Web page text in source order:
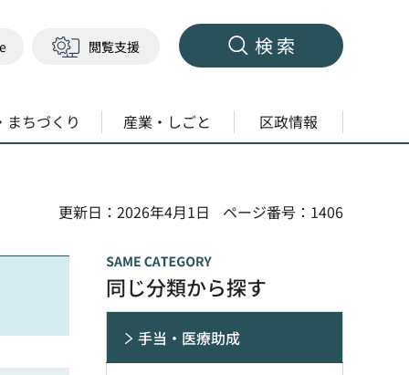
閲覧支援 検索
まちづくり 産業・しごと 区政情報
更新日：2026年4月1日
ページ番号：1406
同じ分類から探す
手当・医療助成